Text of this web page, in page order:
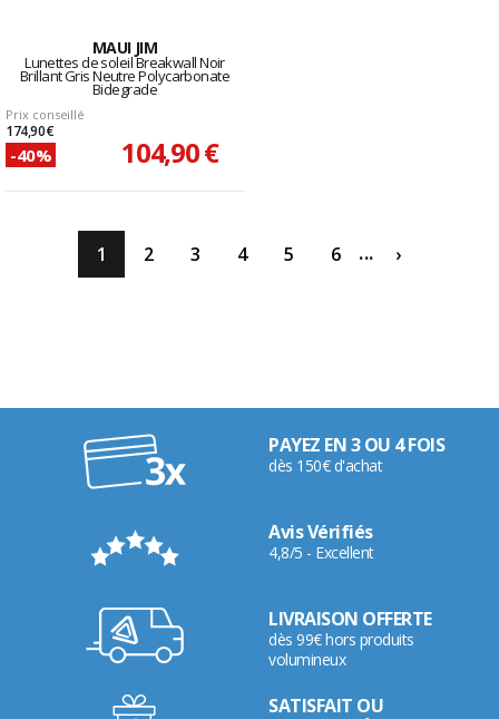
MAUI JIM
Lunettes de soleil Breakwall Noir
Brillant Gris Neutre Polycarbonate
Bidegrade
Prix conseillé
174,90 €
-40% 104,90 €
1 2 3 4 5 6 ... ›
PAYEZ EN 3 OU 4 FOIS
dès 150€ d'achat
Avis Vérifiés
4,8/5 - Excellent
LIVRAISON OFFERTE
dès 99€ hors produits
volumineux
SATISFAIT OU